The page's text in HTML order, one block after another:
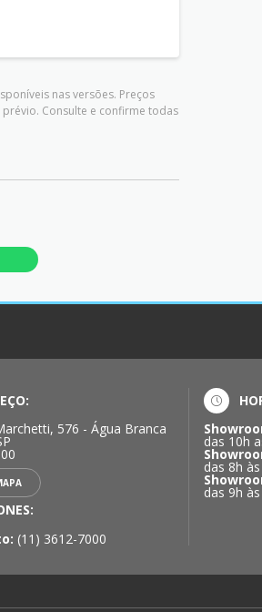
nas versões. Preços
Consulte e confirme todas
576 - Água Branca
(11) 3612-7000
das 10h
das 8h
das 9h